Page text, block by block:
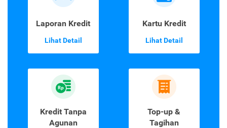
Laporan Kredit
Lihat Detail
Kartu Kredit
Lihat Detail
Kredit Tanpa
Agunan
Top-up &
Tagihan